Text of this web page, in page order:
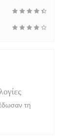
τη